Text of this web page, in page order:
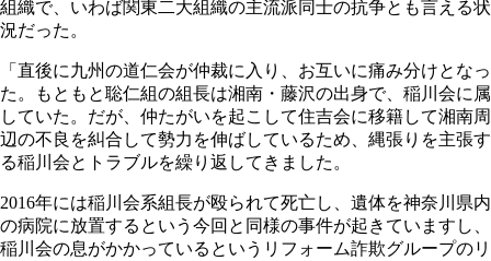
組織で、いわば関東二大組織の主流派同士の抗争とも言える状
況だった。
「直後に九州の道仁会が仲裁に入り、お互いに痛み分けとなっ
た。もともと聡仁組の組長は湘南・藤沢の出身で、稲川会に属
していた。だが、仲たがいを起こして住吉会に移籍して湘南周
辺の不良を糾合して勢力を伸ばしているため、縄張りを主張す
る稲川会とトラブルを繰り返してきました。
2016年には稲川会系組長が殴られて死亡し、遺体を神奈川県内
の病院に放置するという今回と同様の事件が起きていますし、
稲川会の息がかかっているというリフォーム詐欺グループのリ